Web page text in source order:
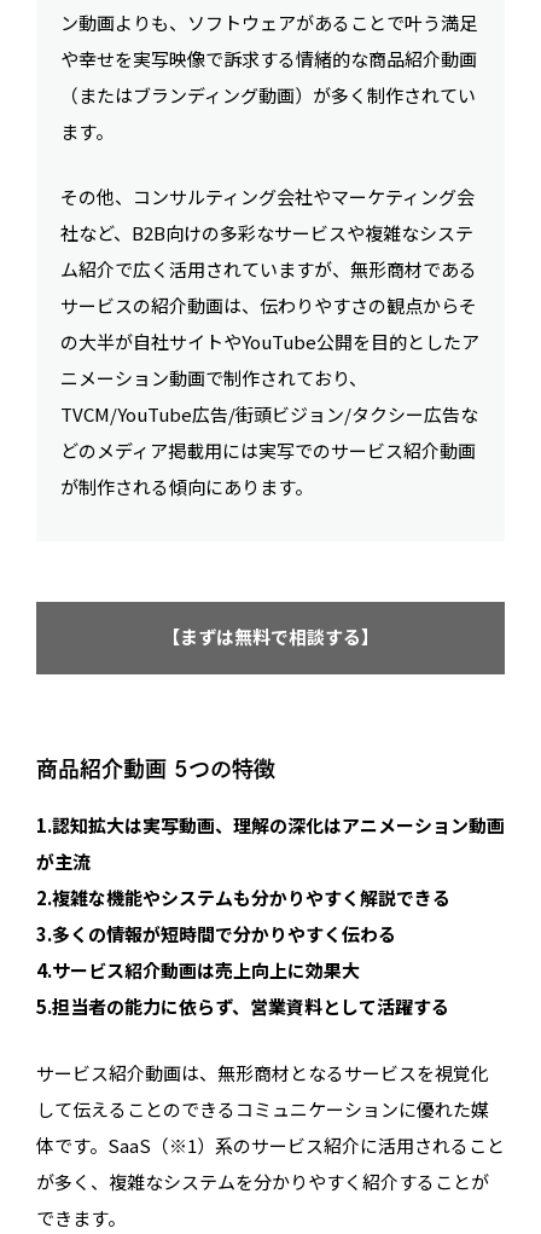
ン動画よりも、ソフトウェアがあることで叶う満足
や幸せを実写映像で訴求する情緒的な商品紹介動画
（またはブランディング動画）が多く制作されてい
ます。
その他、コンサルティング会社やマーケティング会
社など、B2B向けの多彩なサービスや複雑なシステ
ム紹介で広く活用されていますが、無形商材である
サービスの紹介動画は、伝わりやすさの観点からそ
の大半が自社サイトやYouTube公開を目的としたア
ニメーション動画で制作されており、
TVCM/YouTube広告/街頭ビジョン/タクシー広告な
どのメディア掲載用には実写でのサービス紹介動画
が制作される傾向にあります。
【まずは無料で相談する】
商品紹介動画 5つの特徴
1.認知拡大は実写動画、理解の深化はアニメーション動画
が主流
2.複雑な機能やシステムも分かりやすく解説できる
3.多くの情報が短時間で分かりやすく伝わる
4.サービス紹介動画は売上向上に効果大
5.担当者の能力に依らず、営業資料として活躍する
サービス紹介動画は、無形商材となるサービスを視覚化
して伝えることのできるコミュニケーションに優れた媒
体です。SaaS（※1）系のサービス紹介に活用されること
が多く、複雑なシステムを分かりやすく紹介することが
できます。